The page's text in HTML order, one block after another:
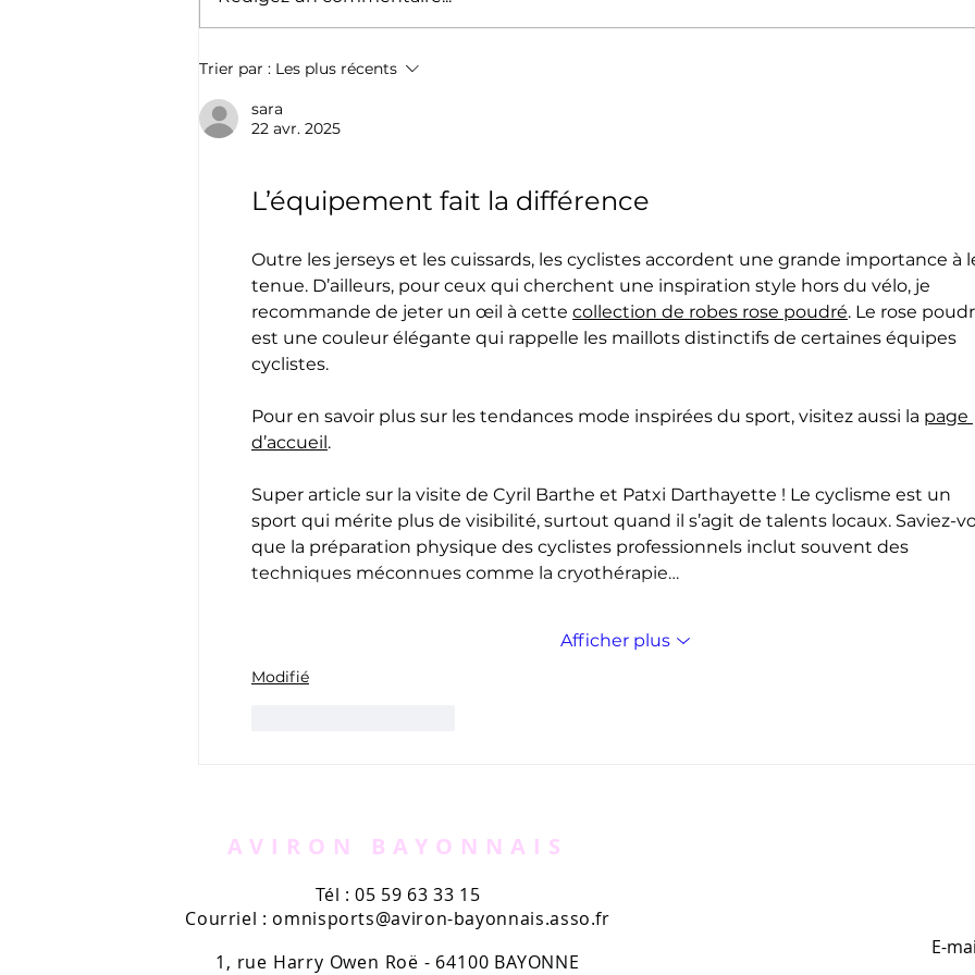
Cyril Barthe, un
Trier par : Les plus récents
sara
22 avr. 2025
L’équipement fait la différence
Outre les jerseys et les cuissards, les cyclistes accordent une grande importance à
tenue. D’ailleurs, pour ceux qui cherchent une inspiration style hors du vélo, je
recommande de jeter un œil à cette collection de robes rose poudré. Le rose
est une couleur élégante qui rappelle les maillots distinctifs de certaines équipes
cyclistes.
Pour en savoir plus sur les tendances mode inspirées du sport, visitez aussi la page
d’accueil .
Super article sur la visite de Cyril Barthe et Patxi Darthayette ! Le cyclisme est un
sport qui mérite plus de visibilité, surtout quand il s’agit de talents locaux. Saviez-
que la préparation physique des cyclistes professionnels inclut souvent des
techniques méconnues comme la cryothérapie…
Afficher plus
Modifié
AVIRON BAYONNAIS
Tél : 05 59 63 33 15
Courriel : omnisports@aviron-bayonnais.asso.fr
1, rue Harry Owen Roë - 64100 BAYONNE
E-